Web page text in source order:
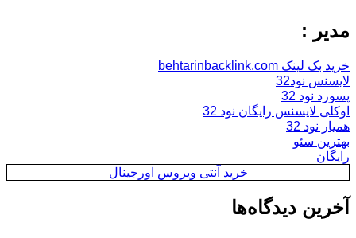
مدیر :
خرید بک لینک behtarinbacklink.com
لایسنس نود32
پسورد نود 32
اوکلی لایسنس رایگان نود 32
همیار نود 32
بهترین سئو
رایگان
خرید آنتی ویروس اورجینال
آخرین دیدگاه‌ها